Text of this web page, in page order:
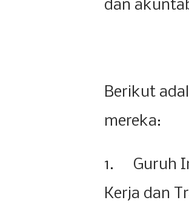
dan
Berikut
mereka:
1.
Guruh
Kerja dan